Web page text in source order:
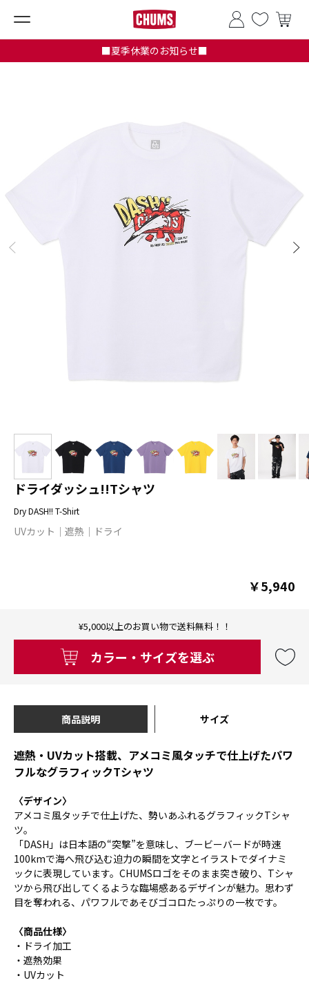
■夏季休業のお知らせ■
ドライダッシュ!!Tシャツ
Dry DASH!! T-Shirt
UVカット 遮熱 ドライ
￥5,940
¥5,000以上のお買い物で送料無料！！
カラー・サイズを選ぶ
商品説明 サイズ
遮熱・UVカット搭載、アメコミ風タッチで仕上げたパワ
フルなグラフィックTシャツ
〈デザイン〉
アメコミ風タッチで仕上げた、勢いあふれるグラフィックTシャ
ツ。
「DASH」は日本語の“突撃”を意味し、ブービーバードが時速
100kmで海へ飛び込む迫力の瞬間を文字とイラストでダイナミ
ックに表現しています。CHUMSロゴをそのまま突き破り、Tシャ
ツから飛び出してくるような臨場感あるデザインが魅力。思わず
目を奪われる、パワフルであそびゴコロたっぷりの一枚です。
〈商品仕様〉
・ドライ加工
・遮熱効果
・UVカット